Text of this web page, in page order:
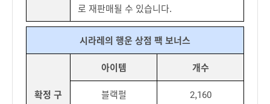
로 재판매될 수 있습니다.
시라레의 행운 상점 팩 보너스
확정 구
아이템 개수
블랙펄 2,160